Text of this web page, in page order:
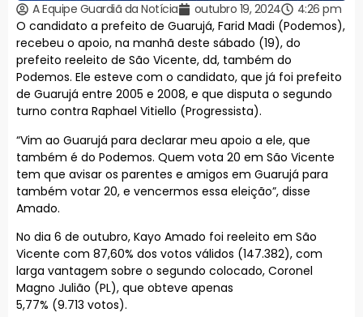
A Equipe Guardiã da Notícia outubro 19, 2024
4:26 pm
O candidato a prefeito de Guarujá, Farid Madi (Podemos),
recebeu o apoio, na manhã deste sábado (19), do
prefeito reeleito de São Vicente, dd, também do
Podemos. Ele esteve com o candidato, que já foi prefeito
de Guarujá entre 2005 e 2008, e que disputa o segundo
turno contra Raphael Vitiello (Progressista).
“Vim ao Guarujá para declarar meu apoio a ele, que
também é do Podemos. Quem vota 20 em São Vicente
tem que avisar os parentes e amigos em Guarujá para
também votar 20, e vencermos essa eleição”, disse
Amado.
No dia 6 de outubro, Kayo Amado foi reeleito em São
Vicente com 87,60% dos votos válidos (147.382), com
larga vantagem sobre o segundo colocado, Coronel
Magno Julião (PL), que obteve apenas
5,77% (9.713 votos).